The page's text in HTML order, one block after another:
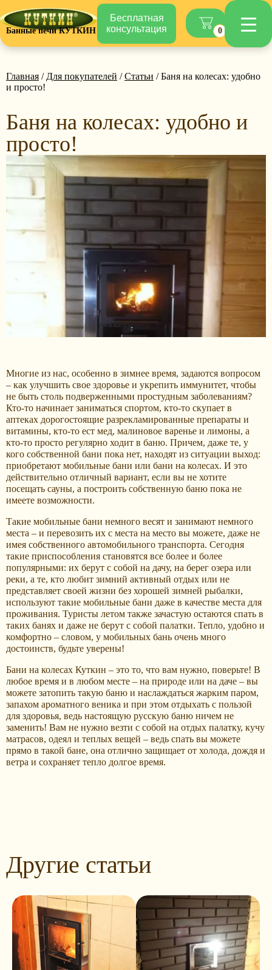
Банные печи КУТКИН
Бесплатная
консультация
0
Главная / Для покупателей /Статьи / Баня на колесах: удобно
и просто!
Баня на колесах: удобно и
просто!
Многие из нас, особенно в зимнее время, задаются вопросом
– как улучшить свое здоровье и укрепить иммунитет, чтобы
не быть столь подверженными простудным заболеваниям?
Кто-то начинает заниматься спортом, кто-то скупает в
аптеках дорогостоящие разрекламированные препараты и
витамины, кто-то ест мед, малиновое варенье и лимоны, а
кто-то просто регулярно ходит в баню. Причем, даже те, у
кого собственной бани пока нет, находят из ситуации выход:
приобретают мобильные бани или бани на колесах. И это
действительно отличный вариант, если вы не хотите
посещать сауны, а построить собственную баню пока не
имеете возможности.
Такие мобильные бани немного весят и занимают немного
места – и перевозить их с места на место вы можете, даже не
имея собственного автомобильного транспорта. Сегодня
такие приспособления становятся все более и более
популярными: их берут с собой на дачу, на берег озера или
реки, а те, кто любит зимний активный отдых или не
представляет своей жизни без хорошей зимней рыбалки,
используют такие мобильные бани даже в качестве места для
проживания. Туристы летом также зачастую остаются спать в
таких банях и даже не берут с собой палатки. Тепло, удобно и
комфортно – словом, у мобильных бань очень много
достоинств, будьте уверены!
Бани на колесах Куткин – это то, что вам нужно, поверьте! В
любое время и в любом месте – на природе или на даче – вы
можете затопить такую баню и наслаждаться жарким паром,
запахом ароматного веника и при этом отдыхать с пользой
для здоровья, ведь настоящую русскую баню ничем не
заменить! Вам не нужно везти с собой на отдых палатку, кучу
матрасов, одеял и теплых вещей – ведь спать вы можете
прямо в такой бане, она отлично защищает от холода, дождя и
ветра и сохраняет тепло долгое время.
Другие статьи